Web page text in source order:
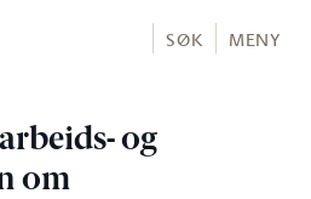
SØK MENY
og
om